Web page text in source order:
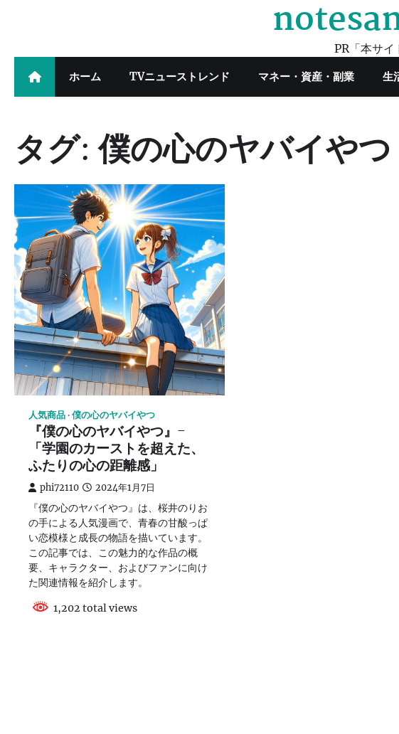
PR「本サイ
ホーム TVニューストレンド マネー・資産・副業 生
タグ:僕の心のヤバイやつ
人気商品 僕の心のヤバイやつ
『僕の心のヤバイやつ』-
「学園のカーストを超えた、
ふたりの心の距離感」
phi72110 2024年1月7日
『僕の心のヤバイやつ』は、桜井のりお
の手による人気漫画で、青春の甘酸っぱ
い恋模様と成長の物語を描いています。
この記事では、この魅力的な作品の概
要、キャラクター、およびファンに向け
た関連情報を紹介します。
1,202 total views